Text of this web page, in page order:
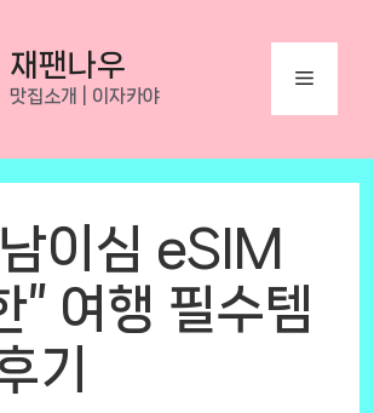
재팬나우
맛집소개 | 이자카야
Menu
이심 eSIM
” 여행 필수템
기